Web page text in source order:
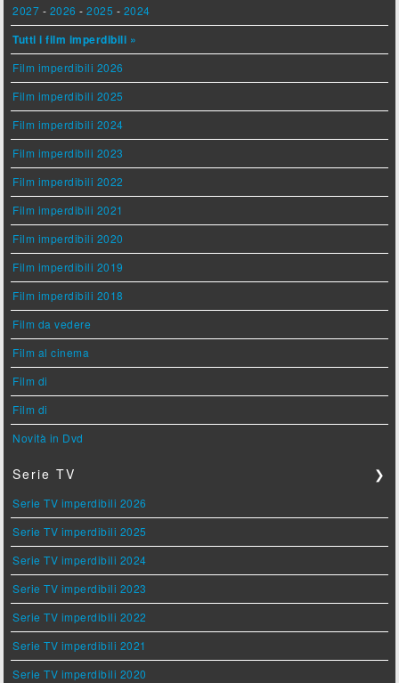
2027 - 2026 -2025 - 2024
Tutti i film imperdibili »
Film imperdibili 2026
Film imperdibili 2025
Film imperdibili 2024
Film imperdibili 2023
Film imperdibili 2022
Film imperdibili 2021
Film imperdibili 2020
Film imperdibili 2019
Film imperdibili 2018
Film da vedere
Film al cinema
Film di
Film di
Novità in Dvd
Serie TV ❯
Serie TV imperdibili 2026
Serie TV imperdibili 2025
Serie TV imperdibili 2024
Serie TV imperdibili 2023
Serie TV imperdibili 2022
Serie TV imperdibili 2021
Serie TV imperdibili 2020